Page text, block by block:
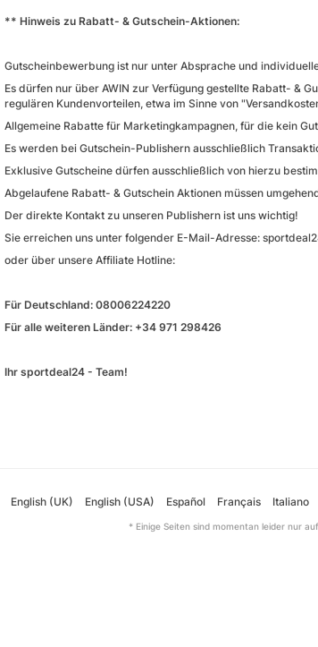
** Hinweis zu Rabatt- & Gutschein-Aktionen:
Gutscheinbewerbung ist nur unter Absprache und
Es dürfen nur über AWIN zur Verfügung gestellte Rabatt- &
regulären Kundenvorteilen, etwa im Sinne von
Allgemeine Rabatte für Marketingkampagnen, für die kein
Es werden bei Gutschein-Publishern ausschließlich
Exklusive Gutscheine dürfen ausschließlich von hierzu
Abgelaufene Rabatt- & Gutschein Aktionen müssen
Der direkte Kontakt zu unseren Publishern ist uns wichtig!
Sie erreichen uns unter folgender E-Mail-Adresse:
oder über unsere Affiliate Hotline:
Für Deutschland: 08006224220
Für alle weiteren Länder: +34 971 298426
Ihr sportdeal24 - Team!
English (UK) English (USA) Español Français Italiano
* Einige Seiten sind momentan leider nur